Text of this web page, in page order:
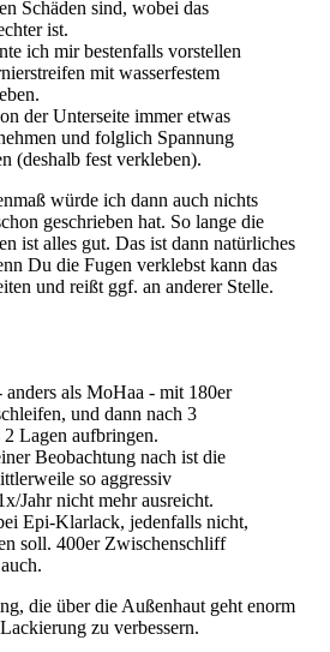
Schäden sind, wobei das
ist.
ich mir bestenfalls vorstellen
mit wasserfestem
der Unterseite immer etwas
und folglich Spannung
(deshalb fest verkleben).
würde ich dann auch nichts
geschrieben hat. So lange die
ist alles gut. Das ist dann natürliches
Du die Fugen verklebst kann das
und reißt ggf. an anderer Stelle.
als MoHaa - mit 180er
und dann nach 3
2 Lagen aufbringen.
Beobachtung nach ist die
so aggressiv
Jahr nicht mehr ausreicht.
Epi-Klarlack, jedenfalls nicht,
soll. 400er Zwischenschliff
die über die Außenhaut geht enorm
zu verbessern.